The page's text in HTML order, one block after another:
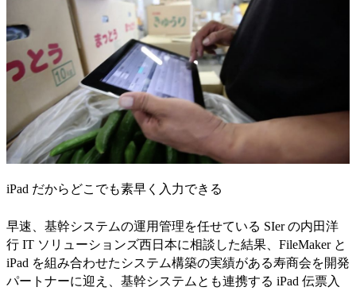
iPad だからどこでも素早く入力できる
早速、基幹システムの運用管理を任せている SIer の内田洋
行 IT ソリューションズ西日本に相談した結果、FileMaker と
iPad を組み合わせたシステム構築の実績がある寿商会を開発
パートナーに迎え、基幹システムとも連携する iPad 伝票入